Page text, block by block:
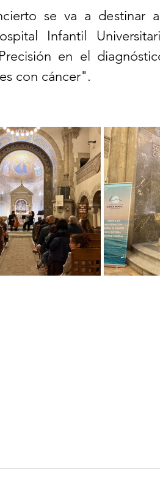
se va a destinar
Infantil
en el
con cáncer".